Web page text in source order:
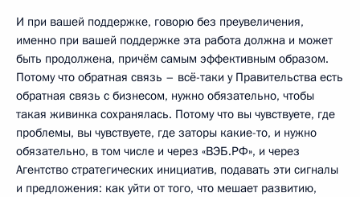
И при вашей поддержке, говорю без преувеличения,
именно при вашей поддержке эта работа должна и может
быть продолжена, причём самым эффективным образом.
Потому что обратная связь – всё-таки у Правительства есть
обратная связь с бизнесом, нужно обязательно, чтобы
такая живинка сохранялась. Потому что вы чувствуете, где
проблемы, вы чувствуете, где заторы какие-то, и нужно
обязательно, в том числе и через «ВЭБ.РФ», и через
Агентство стратегических инициатив, подавать эти сигналы
и предложения: как уйти от того, что мешает развитию,